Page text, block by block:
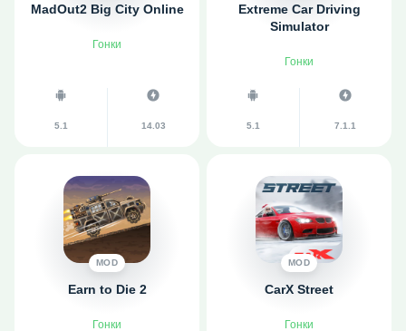
MadOut2 Big City Online
Гонки
5.1 14.03
Extreme Car Driving
Simulator
Гонки
5.1 7.1.1
MOD
Earn to Die 2
Гонки
MOD
CarX Street
Гонки